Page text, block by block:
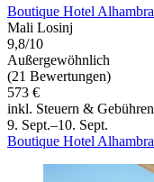
Boutique Hotel Alhambra
Mali Losinj
9,8/10
Außergewöhnlich
(21 Bewertungen)
573 €
inkl. Steuern & Gebühren
9. Sept.–10. Sept.
Boutique Hotel Alhambra